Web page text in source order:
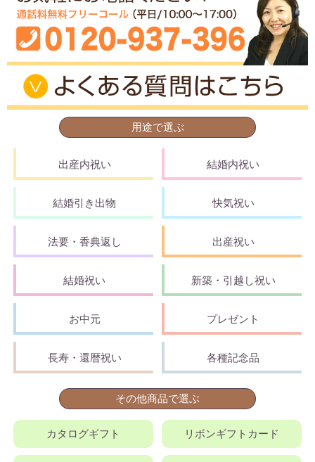
用途で選ぶ
出産内祝い 結婚内祝い
結婚引き出物 快気祝い
法要・香典返し 出産祝い
結婚祝い 新築・引越し祝い
お中元 プレゼント
長寿・還暦祝い 各種記念品
その他商品で選ぶ
カタログギフト リボンギフトカード